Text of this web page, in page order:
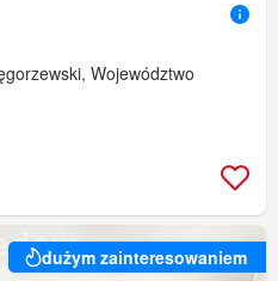
Województwo
dużym zainteresowaniem